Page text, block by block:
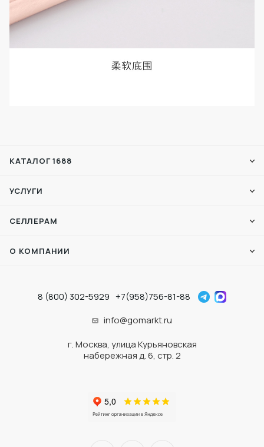
КАТАЛОГ 1688
УСЛУГИ
СЕЛЛЕРАМ
О КОМПАНИИ
8 (800) 302-5929 +7(958)756-81-88
info@gomarkt.ru
г. Москва, улица Курьяновская
набережная д. 6, стр. 2